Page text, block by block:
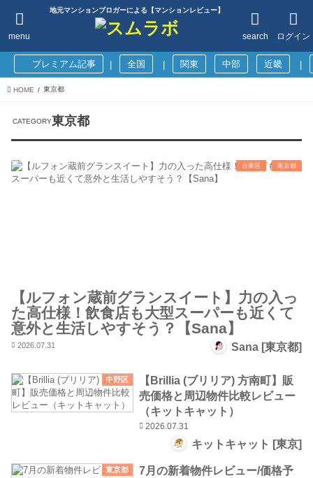
地元マンションブロガーによる【マンションレビュー】
ログイン
search
menu
プレミアム記事 全国 関東 中部 近畿
HOME 東京都
東京都
台東区 東京都
【ルフォン蔵前グランスイート】力の入っ
た高仕様！飲食店も大型スーパーも近くて
意外と生活しやすそう？【Sana】
2026.07.31 Sana [東京都]
中野区
【Brillia (ブリリア) 方南町】販
売価格と周辺物件比較レビュー
（キットキャット）
2026.07.31
キットキャット [東京]
東京都
7月の新着物件レビュー/価格予